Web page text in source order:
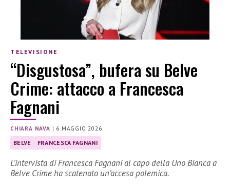
TELEVISIONE
“Disgustosa”, bufera su Belve
Crime: attacco a Francesca
Fagnani
CHIARA NAVA | 6 MAGGIO 2026
BELVE FRANCESCA FAGNANI
L’intervista di Francesca Fagnani al capo della Uno Bianca a
Belve Crime ha scatenato un’accesa polemica.